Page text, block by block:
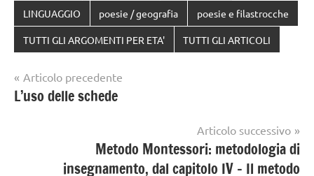
LINGUAGGIO poesie / geografia poesie e filastrocche
TUTTI GLI ARGOMENTI PER ETA' TUTTI GLI ARTICOLI
Navigazione
articoli
Articolo precedente
L’uso delle schede
Articolo successivo
Metodo Montessori: metodologia di
insegnamento, dal capitolo IV – Il metodo